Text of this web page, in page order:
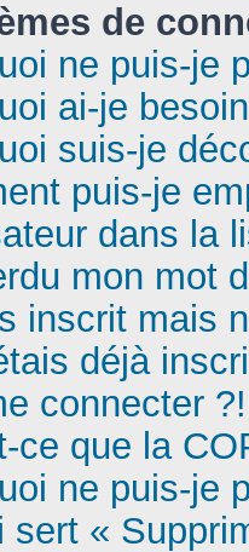
de
ne puis-je
ai-je
suis-je
puis-je
dans la
mon mot
inscrit mais
déjà
connecter ?!
ce que la
ne puis-je
sert «